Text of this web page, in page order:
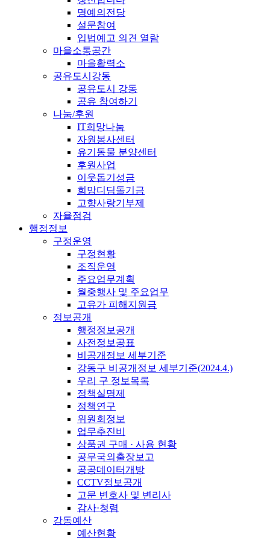
명예의전당
설문참여
입법예고 의견 열람
마을소통공간
마을활력소
공유도시강동
공유도시 강동
공유 참여하기
나눔/후원
IT희망나눔
자원봉사센터
유기동물 분양센터
후원사업
이웃돕기성금
희망디딤돌기금
고향사랑기부제
자율점검
행정정보
구정운영
구정현황
조직운영
주요업무계획
월중행사 및 주요업무
고유가 피해지원금
정보공개
행정정보공개
사전정보공표
비공개정보 세부기준
강동구 비공개정보 세부기준(2024.4.)
우리 구 정보목록
정책실명제
정책연구
위원회정보
업무추진비
상품권 구매 · 사용 현황
공무국외출장보고
공공데이터개방
CCTV정보공개
고문 변호사 및 변리사
감사·청렴
강동예산
예산현황